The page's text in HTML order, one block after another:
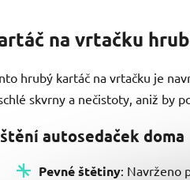
na vrtačku
hrubý kartáč na vrtačku je
skvrny a nečistoty, aniž by
autosedaček doma
Pevné štětiny: Navrženo